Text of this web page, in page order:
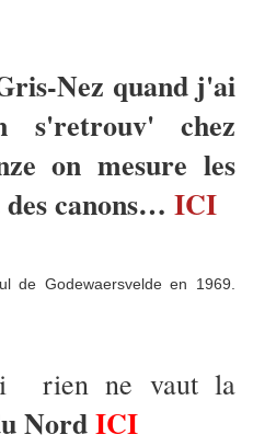
Nez quand j'ai
s'retrouv' chez
on mesure les
des canons… ICI
rien ne vaut la
NordICI